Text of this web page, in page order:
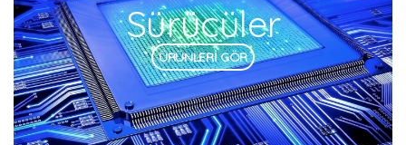
Sürücüler
ÜRÜNLERİ GÖR